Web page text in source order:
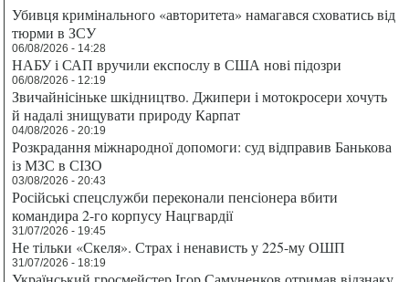
Убивця кримінального «авторитета» намагався сховатись від
тюрми в ЗСУ
06/08/2026 - 14:28
НАБУ і САП вручили експослу в США нові підозри
06/08/2026 - 12:19
Звичайнісіньке шкідництво. Джипери і мотокросери хочуть
й надалі знищувати природу Карпат
04/08/2026 - 20:19
Розкрадання міжнародної допомоги: суд відправив Банькова
із МЗС в СІЗО
03/08/2026 - 20:43
Російські спецслужби переконали пенсіонера вбити
командира 2-го корпусу Нацгвардії
31/07/2026 - 19:45
Не тільки «Скеля». Страх і ненависть у 225-му ОШП
31/07/2026 - 18:19